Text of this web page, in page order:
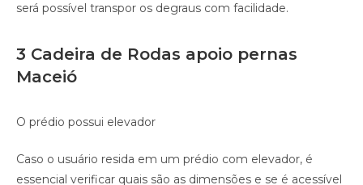
será possível transpor os degraus com facilidade.
3 Cadeira de Rodas apoio pernas
Maceió
O prédio possui elevador
Caso o usuário resida em um prédio com elevador, é
essencial verificar quais são as dimensões e se é acessível